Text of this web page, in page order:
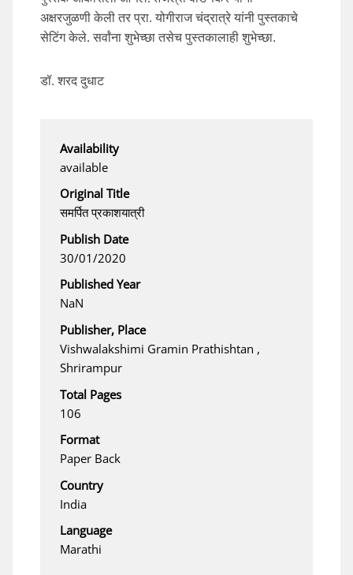
अक्षरजुळणी केली तर प्रा. योगीराज चंद्रात्रे यांनी पुस्तकाचे
सेटिंग केले. सर्वांना शुभेच्छा तसेच पुस्तकालाही शुभेच्छा.
डॉ. शरद दुधाट
Availability
available
Original Title
समर्पित प्रकाशयात्री
Publish Date
30/01/2020
Published Year
NaN
Publisher, Place
Vishwalakshimi Gramin Prathishtan ,
Shrirampur
Total Pages
106
Format
Paper Back
Country
India
Language
Marathi